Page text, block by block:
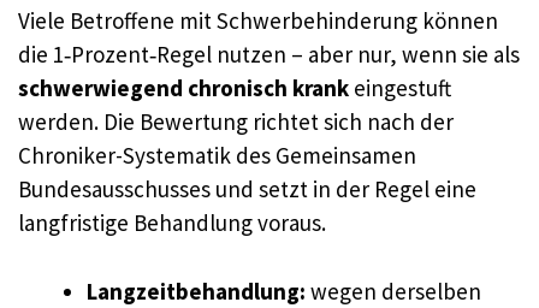
Viele Betroffene mit Schwerbehinderung können
die 1‑Prozent‑Regel nutzen – aber nur, wenn sie als
schwerwiegend chronisch krank eingestuft
werden. Die Bewertung richtet sich nach der
Chroniker-Systematik des Gemeinsamen
Bundesausschusses und setzt in der Regel eine
langfristige Behandlung voraus.
Langzeitbehandlung: wegen derselben